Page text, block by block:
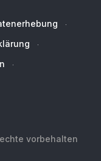
vorbehalten